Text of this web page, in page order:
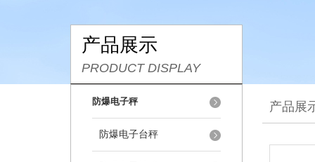
产品展示
PRODUCT DISPLAY
防爆电子秤
防爆电子台秤
产品展